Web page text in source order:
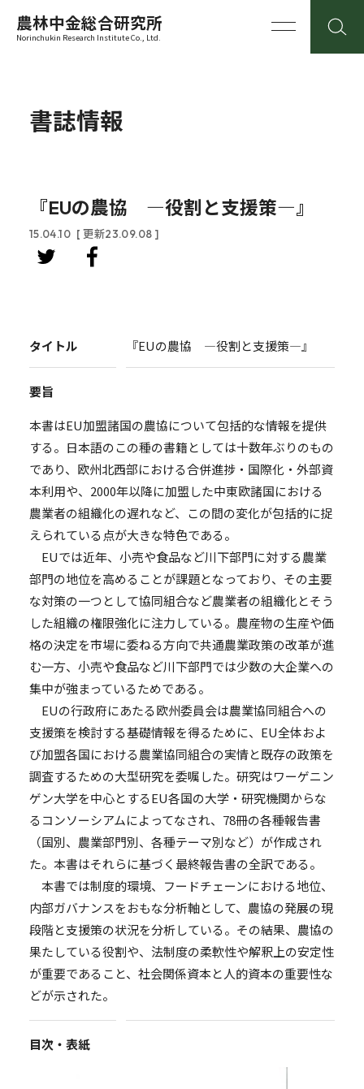
農林中金総合研究所
Norinchukin Research Institute Co., Ltd.
書誌情報
『EUの農協 ―役割と支援策―』
15.04.10 [ 更新23.09.08 ]
タイトル 『EUの農協 ―役割と支援策―』
要旨
本書はEU加盟諸国の農協について包括的な情報を提供
する。日本語のこの種の書籍としては十数年ぶりのもの
であり、欧州北西部における合併進捗・国際化・外部資
本利用や、2000年以降に加盟した中東欧諸国における
農業者の組織化の遅れなど、この間の変化が包括的に捉
えられている点が大きな特色である。
EUでは近年、小売や食品など川下部門に対する農業
部門の地位を高めることが課題となっており、その主要
な対策の一つとして協同組合など農業者の組織化とそう
した組織の権限強化に注力している。農産物の生産や価
格の決定を市場に委ねる方向で共通農業政策の改革が進
む一方、小売や食品など川下部門では少数の大企業への
集中が強まっているためである。
EUの行政府にあたる欧州委員会は農業協同組合への
支援策を検討する基礎情報を得るために、EU全体およ
び加盟各国における農業協同組合の実情と既存の政策を
調査するための大型研究を委嘱した。研究はワーゲニン
ゲン大学を中心とするEU各国の大学・研究機関からな
るコンソーシアムによってなされ、78冊の各種報告書
（国別、農業部門別、各種テーマ別など）が作成され
た。本書はそれらに基づく最終報告書の全訳である。
本書では制度的環境、フードチェーンにおける地位、
内部ガバナンスをおもな分析軸として、農協の発展の現
段階と支援策の状況を分析している。その結果、農協の
果たしている役割や、法制度の柔軟性や解釈上の安定性
が重要であること、社会関係資本と人的資本の重要性な
どが示された。
目次・表紙